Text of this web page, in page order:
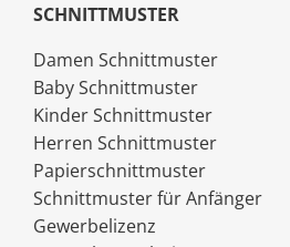
SCHNITTMUSTER
Damen Schnittmuster
Baby Schnittmuster
Kinder Schnittmuster
Herren Schnittmuster
Papierschnittmuster
Schnittmuster für Anfänger
Gewerbelizenz